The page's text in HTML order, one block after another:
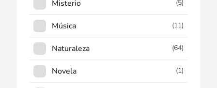
Misterio (5)
Música (11)
Naturaleza (64)
Novela (1)